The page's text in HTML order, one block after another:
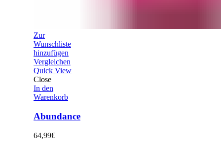
Zur
Wunschliste
hinzufügen
Vergleichen
Quick View
Close
In den
Warenkorb
Abundance
64,99€